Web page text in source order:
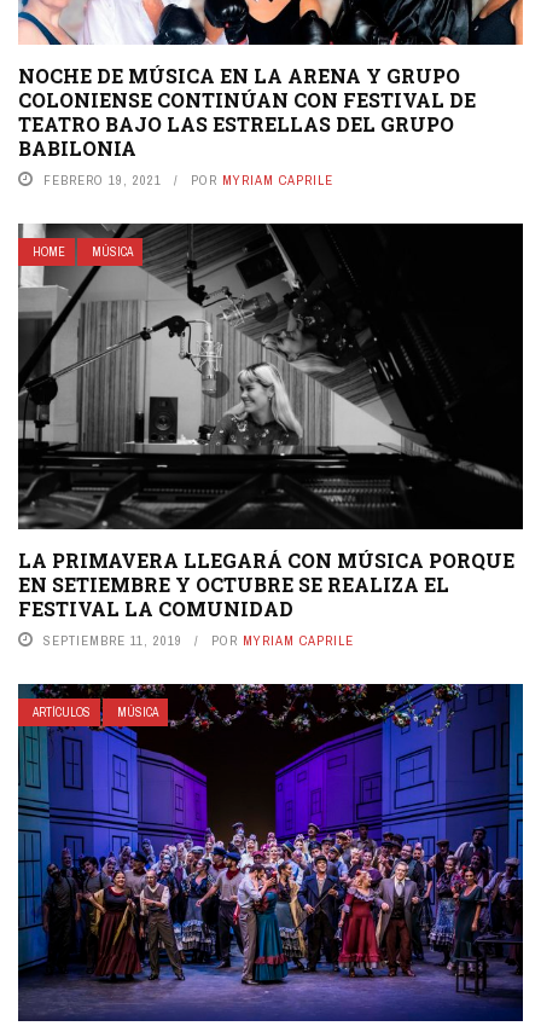
NOCHE DE MÚSICA EN LA ARENA Y GRUPO
COLONIENSE CONTINÚAN CON FESTIVAL DE
TEATRO BAJO LAS ESTRELLAS DEL GRUPO
BABILONIA
FEBRERO 19, 2021 POR MYRIAM CAPRILE
HOME MÚSICA
LA PRIMAVERA LLEGARÁ CON MÚSICA PORQUE
EN SETIEMBRE Y OCTUBRE SE REALIZA EL
FESTIVAL LA COMUNIDAD
SEPTIEMBRE 11, 2019 POR MYRIAM CAPRILE
ARTÍCULOS MÚSICA